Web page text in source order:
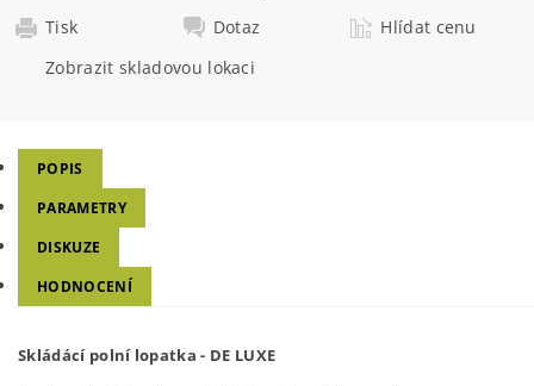
Tisk
Dotaz
Hlídat cenu
Zobrazit skladovou lokaci
POPIS
PARAMETRY
DISKUZE
HODNOCENÍ
Skládácí polní lopatka - DE LUXE